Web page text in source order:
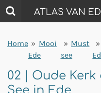
Ga
direct
de
hoofdinhoud
ATLAS VAN
Home » Mooi
Ede
» Must
see
»
02 | Oude
See in Ede